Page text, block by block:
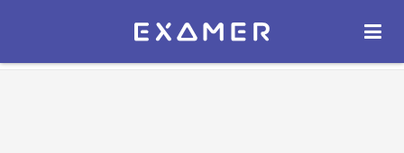
Экзамер — ЕГЭ 2027
ОТКРЫТЬ